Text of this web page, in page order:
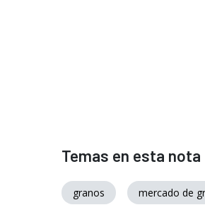
Temas en esta nota
granos mercado de